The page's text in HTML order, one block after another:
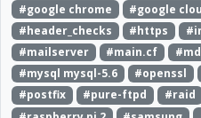
#google chrome
#google
#header_checks
#https
#mailserver
#main.cf
#mysql mysql-5.6
#openssl
#postfix
#pure-ftpd #raid